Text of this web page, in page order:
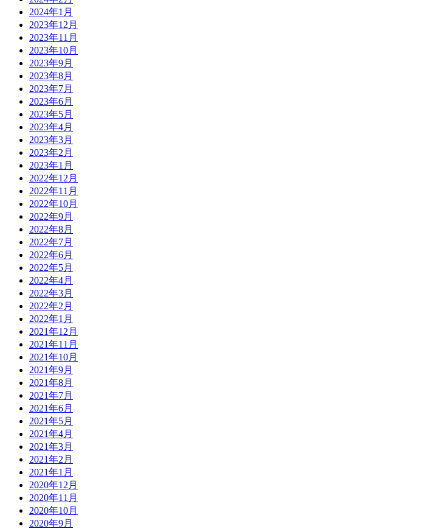
2024年1月
2023年12月
2023年11月
2023年10月
2023年9月
2023年8月
2023年7月
2023年6月
2023年5月
2023年4月
2023年3月
2023年2月
2023年1月
2022年12月
2022年11月
2022年10月
2022年9月
2022年8月
2022年7月
2022年6月
2022年5月
2022年4月
2022年3月
2022年2月
2022年1月
2021年12月
2021年11月
2021年10月
2021年9月
2021年8月
2021年7月
2021年6月
2021年5月
2021年4月
2021年3月
2021年2月
2021年1月
2020年12月
2020年11月
2020年10月
2020年9月